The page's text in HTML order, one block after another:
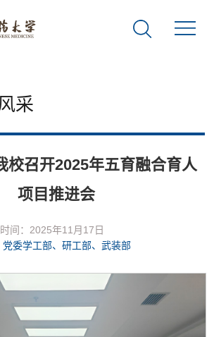
采
校召开2025年五育融合育人
项目推进会
间：2025年11月17日
党委学工部、研工部、武装部